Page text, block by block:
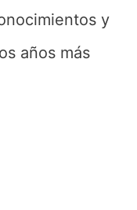
y
años más